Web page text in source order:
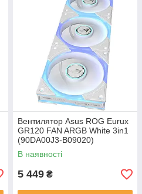
Вентилятор Asus ROG Eurux
GR120 FAN ARGB White 3in1
(90DA00J3-B09020)
В наявності
5 449 ₴